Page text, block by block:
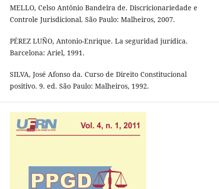
MELLO, Celso Antônio Bandeira de. Discricionariedade e
Controle Jurisdicional. São Paulo: Malheiros, 2007.
PÉREZ LUÑO, Antonio-Enrique. La seguridad jurídica.
Barcelona: Ariel, 1991.
SILVA, José Afonso da. Curso de Direito Constitucional
positivo. 9. ed. São Paulo: Malheiros, 1992.